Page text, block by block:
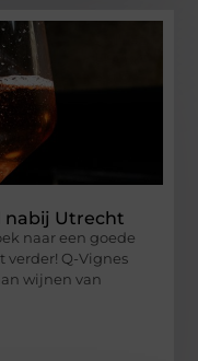
nabij Utrecht
naar een goede
Q-Vignes
wijnen van